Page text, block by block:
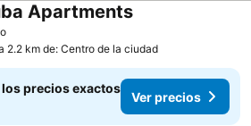
Apartments
2.2 km de: Centro de la ciudad
precios exactos
Ver precios